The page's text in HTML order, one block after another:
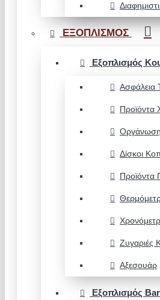
ΕΞΟΠΛΙΣΜΟΣ
Εξοπλισμός
Ασφάλεια
Προϊόντα
Οργάνωση
Δίσκοι
Προϊόντα
Ζυγαριές
Αξεσουάρ
Εξοπλισμός Bar